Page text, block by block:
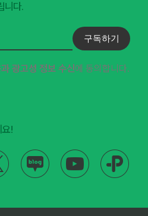
니다.
구독하기
광고성 정보 수신에 동의합니다.
!